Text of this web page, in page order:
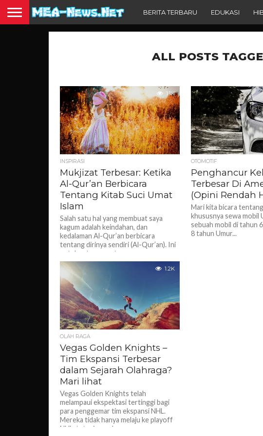
BERITA TERBARU EDUKASI
ALL POSTS
1.1K
INSPIRASI
Mukjizat Terbesar: Ketika
Al-Qur’an Berbicara
Tentang Kitab Suci Umat
Islam
Salah satu hal yang membuat saya
kagum adalah keindahan, dan
kedalaman Al-Qur’an berbicara
tentang dirinya sendiri (Al-Qur’an). Ini
untuk satu nugget emas...
OTOMOTIF
Penghancur
Terbesar Di
(Opini Rendah
Mari kita bicara
khususnya sewa mobil
sebuah mobil di tahun
8 tahun Umur...
1.2K
OLAH RAGA
Vegas Golden Knights –
Tim Ekspansi Terbesar
dalam Sejarah Olahraga?
Mari lihat
Vegas Golden Knights telah
melampaui ekspektasi tertinggi bagi
para penggemar tim ekspansi NHL.
Mereka tidak hanya melaju ke playoff
NHL, tetapi mereka...